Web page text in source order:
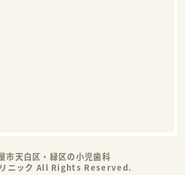
天白区・緑区の小児歯科
リニック All Rights Reserved.